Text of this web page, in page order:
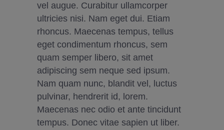
vel augue. Curabitur ullamcorper
ultricies nisi. Nam eget dui. Etiam
rhoncus. Maecenas tempus, tellus
eget condimentum rhoncus, sem
quam semper libero, sit amet
adipiscing sem neque sed ipsum.
Nam quam nunc, blandit vel, luctus
pulvinar, hendrerit id, lorem.
Maecenas nec odio et ante tincidunt
tempus. Donec vitae sapien ut liber.